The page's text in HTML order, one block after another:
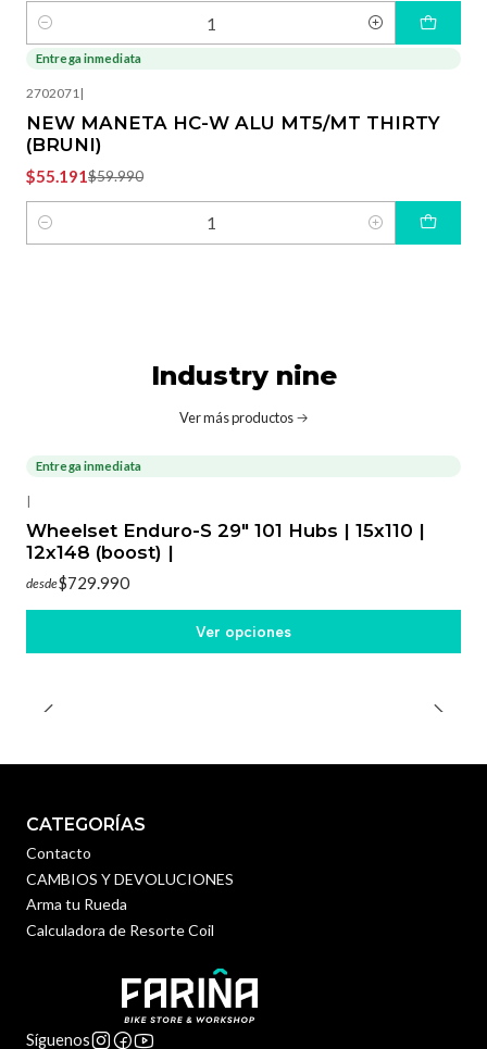
Cantidad
Entrega inmediata
2702071|
NEW MANETA HC-W ALU MT5/MT THIRTY
(BRUNI)
$55.191$59.990
Cantidad
Industry nine
Ver más productos
Entrega inmediata
|
Wheelset Enduro-S 29" 101 Hubs | 15x110 |
12x148 (boost) |
desde$729.990
Ver opciones
CATEGORÍAS
Contacto
CAMBIOS Y DEVOLUCIONES
Arma tu Rueda
Calculadora de Resorte Coil
Síguenos